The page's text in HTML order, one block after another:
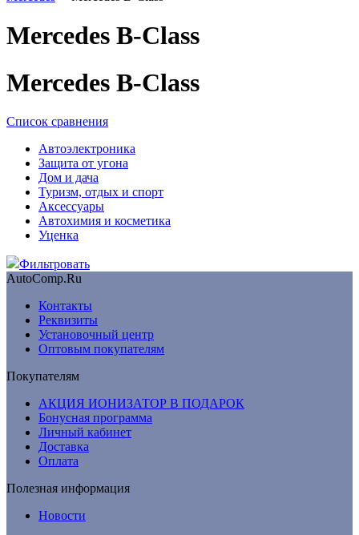
Mercedes B-Class
Mercedes B-Class
Список сравнения
Автоэлектроника
Защита от угона
Дом и дача
Туризм, отдых и спорт
Аксессуары
Автохимия и косметика
Уценка
Фильтровать
AutoComp.Ru
Контакты
Реквизиты
Установочный центр
Оптовым покупателям
Покупателям
АКЦИЯ ИОНИЗАТОР В ПОДАРОК
Бонусная программа
Личный кабинет
Доставка
Оплата
Полезная информация
Новости